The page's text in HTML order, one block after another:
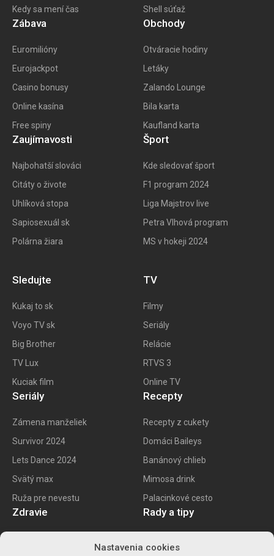
Nastavenia cookies
Kedy sa mení čas
Shell súťaž
Zábava
Euromilióny
Eurojackpot
Casino bonusy
Online kasína
Free spiny
Obchody
Otváracie hodiny
Letáky
Zalando Lounge
Bila karta
Kaufland karta
Zaujímavosti
Najbohatší slováci
Citáty o živote
Uhlíková stopa
Sapiosexuál sk
Polárna žiara
Šport
Kde sledovať šport
F1 program 2024
Liga Majstrov live
Petra Vlhová program
MS v hokeji 2024
Sledujte
Kukaj to sk
Voyo TV sk
Big Brother
TV Lux
Kuciak film
TV
Filmy
Seriály
Relácie
RTVS 3
Online TV
Seriály
Zámena manželiek
Survivor 2024
Lets Dance 2024
Svätý max
Ruža pre nevestu
Recepty
Recepty z cukety
Domáci Baileys
Banánový chlieb
Mimosa drink
Palacinkové cesto
Zdravie Rady a tipy